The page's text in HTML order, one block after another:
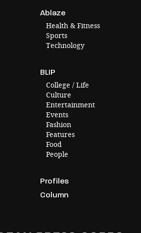
Ablaze
Health & Fitness
Sports
Technology
BLIP
College / Life
Culture
Entertainment
Events
Fashion
Features
Food
People
Profiles
Column